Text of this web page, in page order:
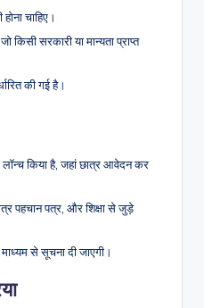
चाहिए।
किसी सरकारी या मान्यता प्राप्त
की गई है।
किया है, जहां छात्र आवेदन कर
पहचान पत्र, और शिक्षा से जुड़े
से सूचना दी जाएगी।